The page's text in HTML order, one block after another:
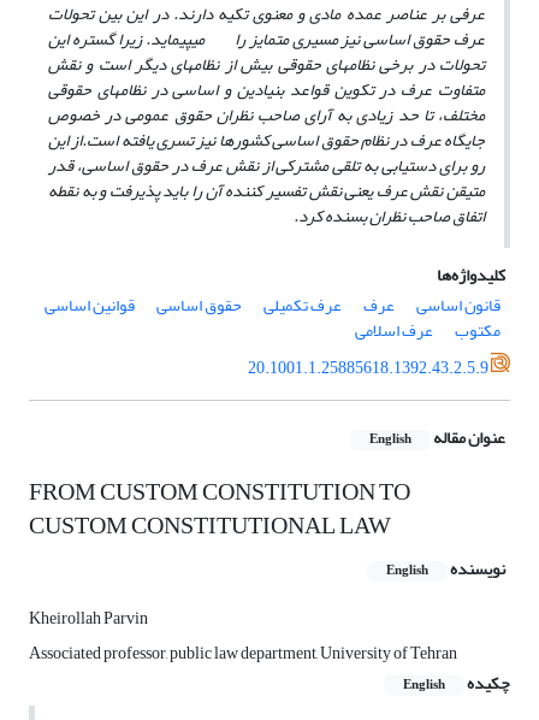
عرفی بر عناصر عمده مادی و معنوی تکیه دارند. در این بین تحولات
عرف حقوق اساسی نیز مسیری متمایز را می­پیماید. زیرا گستره این
تحولات در برخی نظام­های حقوقی بیش از نظام­های دیگر است و نقش
متفاوت عرف در تکوین قواعد بنیادین و اساسی در نظام­های حقوقی
مختلف، تا حد زیادی به آرای صاحب نظران حقوق عمومی در خصوص
جایگاه عرف در نظام حقوق اساسی کشورها نیز تسری یافته است.از این
رو برای دستیابی به تلقی مشترکی از نقش عرف در حقوق اساسی، قدر
متیقن نقش عرف یعنی نقش تفسیر کننده آن را باید پذیرفت و به نقطه
اتفاق صاحب نظران بسنده کرد.
کلیدواژه‌ها
قانون اساسی
عرف عرف تکمیلی حقوق اساسی قوانین اساسی
مکتوب
عرف اسلامی
20.1001.1.25885618.1392.43.2.5.9
عنوان مقاله English
FROM CUSTOM CONSTITUTION TO
CUSTOM CONSTITUTIONAL LAW
نویسنده English
Kheirollah Parvin
Associated professor, public law department, University of Tehran
چکیده
English